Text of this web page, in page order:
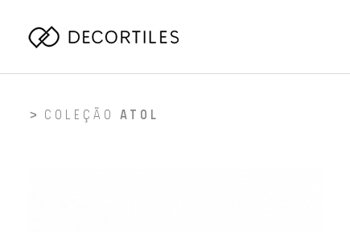
COLEÇÃO ATOL